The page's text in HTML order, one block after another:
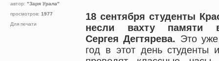
автор: "Заря Урала"
просмотров: 1977
Для печати
18 сентября студенты
несли вахту памяти
Сергея Дегтярева. Это
год в этот день студенты